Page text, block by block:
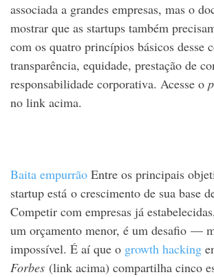
associada a grandes empresas, mas o
mostrar que as startups também
com os quatro princípios básicos desse
transparência, equidade, prestação de
responsabilidade corporativa. Acesse o
no link acima.
Baita empurrão Entre os principais
startup está o crescimento de sua base
Competir com empresas já
um orçamento menor, é um desafio —
impossível. É aí que o growth hacking
Forbes (link acima) compartilha cinco